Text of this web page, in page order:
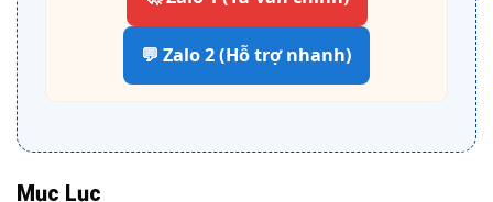
💬 Zalo 2 (Hỗ trợ nhanh)
Mục Lục